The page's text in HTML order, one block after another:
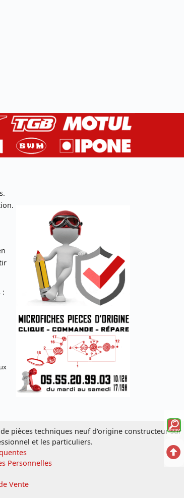
:
pièces techniques neuf d'origine constructeur sur
et les particuliers.
Personnelles
Vente
la